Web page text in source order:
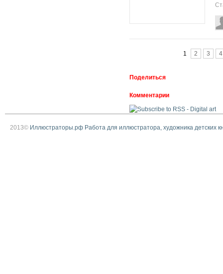
1 2 3 4
Поделиться
Комментарии
2013© Иллюстраторы.рф Работа для иллюстратора, художника детских